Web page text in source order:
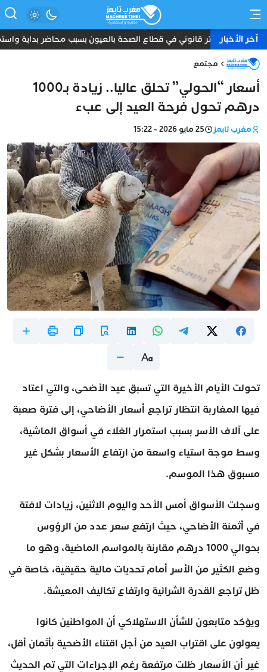
آخر الأخبارتوتر قانوني في قطاع الصحة بالعيون بسبب محاضر بداية
مجتمع
أسعار “الحولي” تحلق عاليا.. زيادة بـ1000
درهم تحول فرحة العيد إلى عبء
مغرب تايمز 25 مايو 2026 - 15:22
تحولت الأيام الأخيرة التي تسبق عيد الأضحى، والتي اعتاد
فيها المغاربة انتظار تراجع أسعار الأضاحي، إلى فترة صعبة
على آلاف الأسر بسبب استمرار الغلاء في أسواق الماشية،
وسط موجة استياء واسعة من ارتفاع الأسعار بشكل غير
مسبوق هذا الموسم.
وسجلت الأسواق أمس الأحد واليوم الاثنين، زيادات لافتة
في أثمنة الأضاحي، حيث ارتفع سعر عدد من الرؤوس
بحوالي 1000 درهم مقارنة بالمواسم الماضية، وهو ما
وضع الكثير من الأسر أمام تحديات مالية حقيقية، خاصة في
ظل تراجع القدرة الشرائية وارتفاع تكاليف المعيشة.
ويؤكد متابعون للشأن الاستهلاكي أن المواطنين كانوا
يعولون على اقتراب العيد من أجل اقتناء الأضحية بأثمان أقل،
غير أن الأسعار ظلت مرتفعة رغم الإجراءات التي تم الحديث